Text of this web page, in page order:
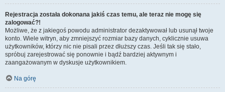
Rejestracja została dokonana jakiś czas temu, ale teraz nie mogę się
zalogować?!
Możliwe, że z jakiegoś powodu administrator dezaktywował lub usunął twoje
konto. Wiele witryn, aby zmniejszyć rozmiar bazy danych, cyklicznie usuwa
użytkowników, którzy nic nie pisali przez dłuższy czas. Jeśli tak się stało,
spróbuj zarejestrować się ponownie i bądź bardziej aktywnym i
zaangażowanym w dyskusje użytkownikiem.
Na górę